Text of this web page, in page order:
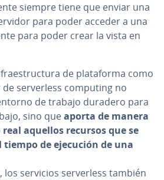
siempre tiene que enviar una
para poder acceder a una
para poder crear la vista en
de pla­ta­fo­r­ma como
se­r­ve­r­le­ss computing no
de trabajo duradero para
sino queaporta de manera
aquellos recursos que se
de ejecución de una
los servicios se­r­ve­r­le­ss también